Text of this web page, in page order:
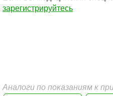
зарегистрируйтесь
Аналоги по показаниям к